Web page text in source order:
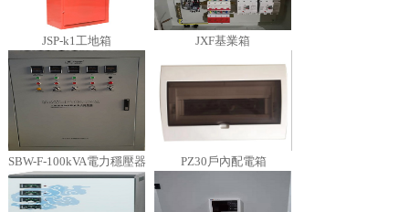
JSP-k1工地箱 JXF基業箱
SBW-F-100kVA電力穩壓器 PZ30戶內配電箱